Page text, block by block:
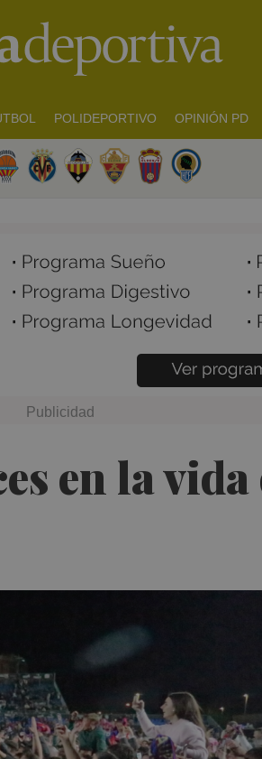
POLIDEPORTIVO OPINIÓN PD
en la